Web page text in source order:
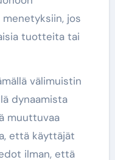
jos
tuotteita tai
välimuistin
dynaamista
muuttuvaa
että käyttäjät
ilman, että